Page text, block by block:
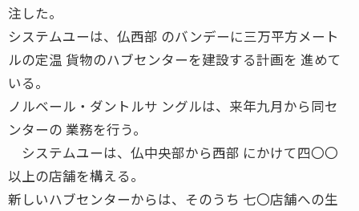
注した。
システムユーは、仏西部 のバンデーに三万平方メート
ルの定温 貨物のハブセンターを建設する計画を 進めて
いる。
ノルベール・ダントルサ ングルは、来年九月から同セ
ンターの 業務を行う。
システムユーは、仏中央部から西部 にかけて四〇〇
以上の店舗を構える。
新しいハブセンターからは、そのうち 七〇店舗への生